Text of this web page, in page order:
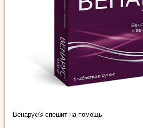
Венарус® спешит на помощь